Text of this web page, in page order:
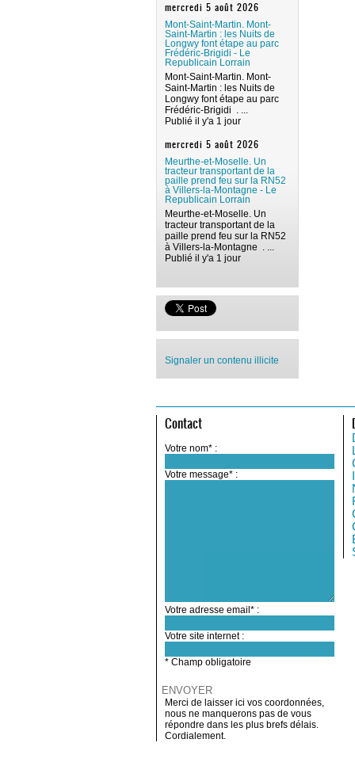
mercredi 5 août 2026
Mont-Saint-Martin. Mont-
Saint-Martin : les Nuits de
Longwy font étape au parc
Frédéric-Brigidi - Le
Republicain Lorrain
Mont-Saint-Martin. Mont-
Saint-Martin : les Nuits de
Longwy font étape au parc
Frédéric-Brigidi . ...
Publié il y'a 1 jour
mercredi 5 août 2026
Meurthe-et-Moselle. Un
tracteur transportant de la
paille prend feu sur la RN52
à Villers-la-Montagne - Le
Republicain Lorrain
Meurthe-et-Moselle. Un
tracteur transportant de la
paille prend feu sur la RN52
à Villers-la-Montagne . ...
Publié il y'a 1 jour
Signaler un contenu illicite
Contact
Votre nom* :
Votre message* :
Votre adresse email* :
Votre site internet :
* Champ obligatoire
Merci de laisser ici vos coordonnées,
nous ne manquerons pas de vous
répondre dans les plus brefs délais.
Cordialement.